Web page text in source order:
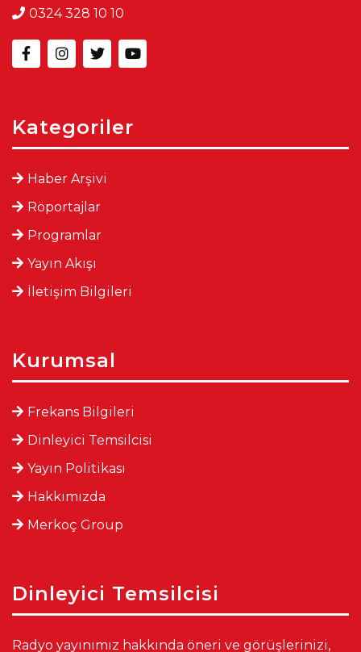
0324 328 10 10
Kategoriler
Haber Arşivi
Röportajlar
Programlar
Yayın Akışı
İletişim Bilgileri
Kurumsal
Frekans Bilgileri
Dinleyici Temsilcisi
Yayın Politikası
Hakkımızda
Merkoç Group
Dinleyici Temsilcisi
Radyo yayınımız hakkında öneri ve görüşlerinizi,